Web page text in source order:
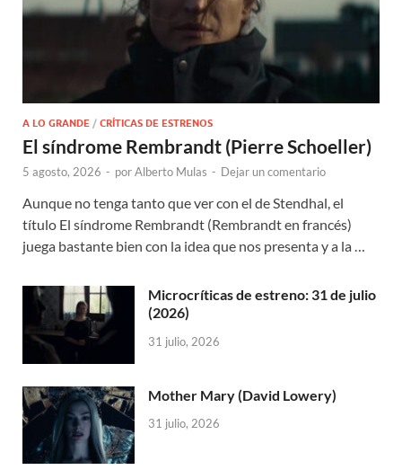
A LO GRANDE / CRÍTICAS DE ESTRENOS
El síndrome Rembrandt (Pierre Schoeller)
5 agosto, 2026 - porAlberto Mulas - Dejar un comentario
Aunque no tenga tanto que ver con el de Stendhal, el
título El síndrome Rembrandt (Rembrandt en francés)
juega bastante bien con la idea que nos presenta y a la …
Microcríticas de estreno: 31 de julio
(2026)
31 julio, 2026
Mother Mary (David Lowery)
31 julio, 2026